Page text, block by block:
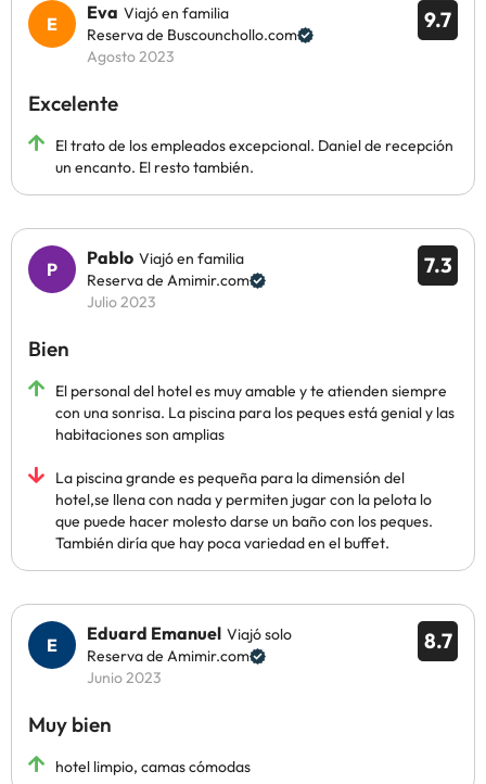
9.7
Eva Viajó en familia
Reserva de Buscounchollo.com
Agosto 2023
Excelente
El trato de los empleados excepcional. Daniel de recepción
un encanto. El resto también.
7.3
Pablo Viajó en familia
Reserva de Amimir.com
Julio 2023
Bien
El personal del hotel es muy amable y te atienden siempre
con una sonrisa. La piscina para los peques está genial y las
habitaciones son amplias
La piscina grande es pequeña para la dimensión del
hotel,se llena con nada y permiten jugar con la pelota lo
que puede hacer molesto darse un baño con los peques.
También diría que hay poca variedad en el buffet.
8.7
Eduard Emanuel Viajó solo
Reserva de Amimir.com
Junio 2023
Muy bien
hotel limpio, camas cómodas